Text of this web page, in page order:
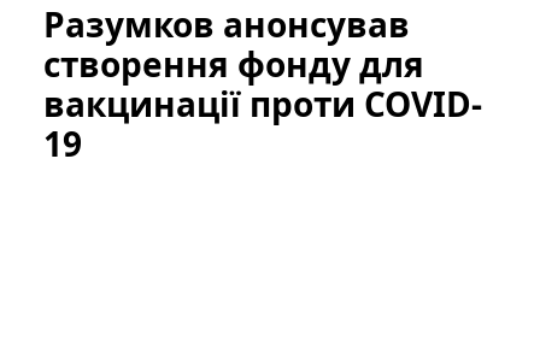
Разумков анонсував
створення фонду для
вакцинації проти COVID-
19